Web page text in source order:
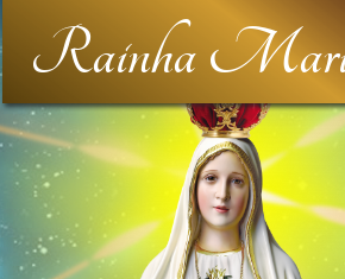
Rainha